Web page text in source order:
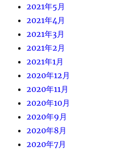
2021年5月
2021年4月
2021年3月
2021年2月
2021年1月
2020年12月
2020年11月
2020年10月
2020年9月
2020年8月
2020年7月